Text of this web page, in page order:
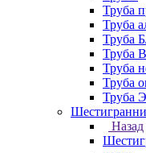
Труба
Труба
Труба
Труба
Труба
Труба
Труба
Назад